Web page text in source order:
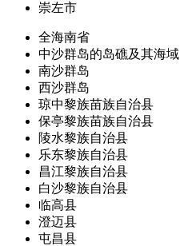
崇左市
全海南省
中沙群岛的岛礁及其海域
南沙群岛
西沙群岛
琼中黎族苗族自治县
保亭黎族苗族自治县
陵水黎族自治县
乐东黎族自治县
昌江黎族自治县
白沙黎族自治县
临高县
澄迈县
屯昌县